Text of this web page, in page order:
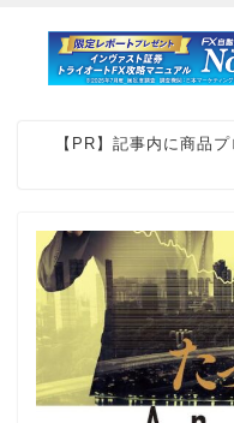
【PR】記事内に商品